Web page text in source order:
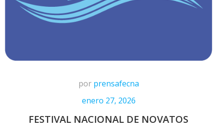
por prensafecna
enero 27, 2026
FESTIVAL NACIONAL DE NOVATOS